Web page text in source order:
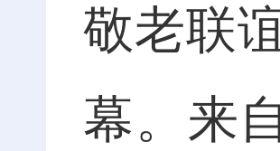
敬老联
幕。来